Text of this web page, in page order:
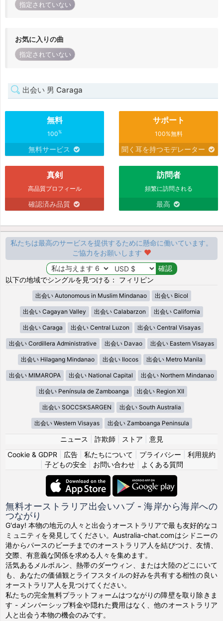
指定されていない
お気に入りの曲
指定されていない
出会い 男 Caraga
無料
100%
無料サービス
サポート
100%無料
聞く耳を持つモデレーター
真剣
高品質プロフィール
確認済み品質
訪問者
頻繁に訪問される
最高
私たちは最高のサービスを提供するために懸命に働いています。
ご協力をお願いします
以下の地域でシングルを見つける： フィリピン
出会い Autonomous in Muslim Mindanao 出会い Bicol
出会い Cagayan Valley 出会い Calabarzon 出会い California
出会い Caraga 出会い Central Luzon 出会い Central Visayas
出会い Cordillera Administrative 出会い Davao 出会い Eastern Visayas
出会い Hilagang Mindanao 出会い Ilocos 出会い Metro Manila
出会い MIMAROPA 出会い National Capital 出会い Northern Mindanao
出会い Península de Zamboanga 出会い Region XII
出会い SOCCSKSARGEN 出会い South Australia
出会い Western Visayas 出会い Zamboanga Peninsula
ニュース 詐欺師 ストア
意見
Cookie & GDPR
広告 私たちについて プライバシー
利用規約
子どもの安全| お問い合わせ| よくある質問
無料オーストラリア出会いハブ - 海岸から海岸への
つながり
G'day! 本物の地元の人々と出会うオーストラリアで最も友好的なコ
ミュニティを発見してください。Australia-chat.comはシドニーの
港からパースのビーチまでのオーストラリア人を結びつけ、友情、
交際、有意義な関係を求める人々を集めます。
活気あるメルボルン、熱帯のダーウィン、または大陸のどこにいて
も、あなたの価値観とライフスタイルの好みを共有する相性の良い
オーストラリア人を見つけてください。
私たちの完全無料プラットフォームはつながりの障壁を取り除きま
す - メンバーシップ料金や隠れた費用はなく、他のオーストラリア
人と出会う本物の機会のみです。